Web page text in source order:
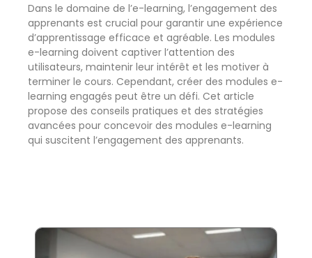
Dans le domaine de l’e-learning, l’engagement des
apprenants est crucial pour garantir une expérience
d’apprentissage efficace et agréable. Les modules
e-learning doivent captiver l’attention des
utilisateurs, maintenir leur intérêt et les motiver à
terminer le cours. Cependant, créer des modules e-
learning engagés peut être un défi. Cet article
propose des conseils pratiques et des stratégies
avancées pour concevoir des modules e-learning
qui suscitent l’engagement des apprenants.